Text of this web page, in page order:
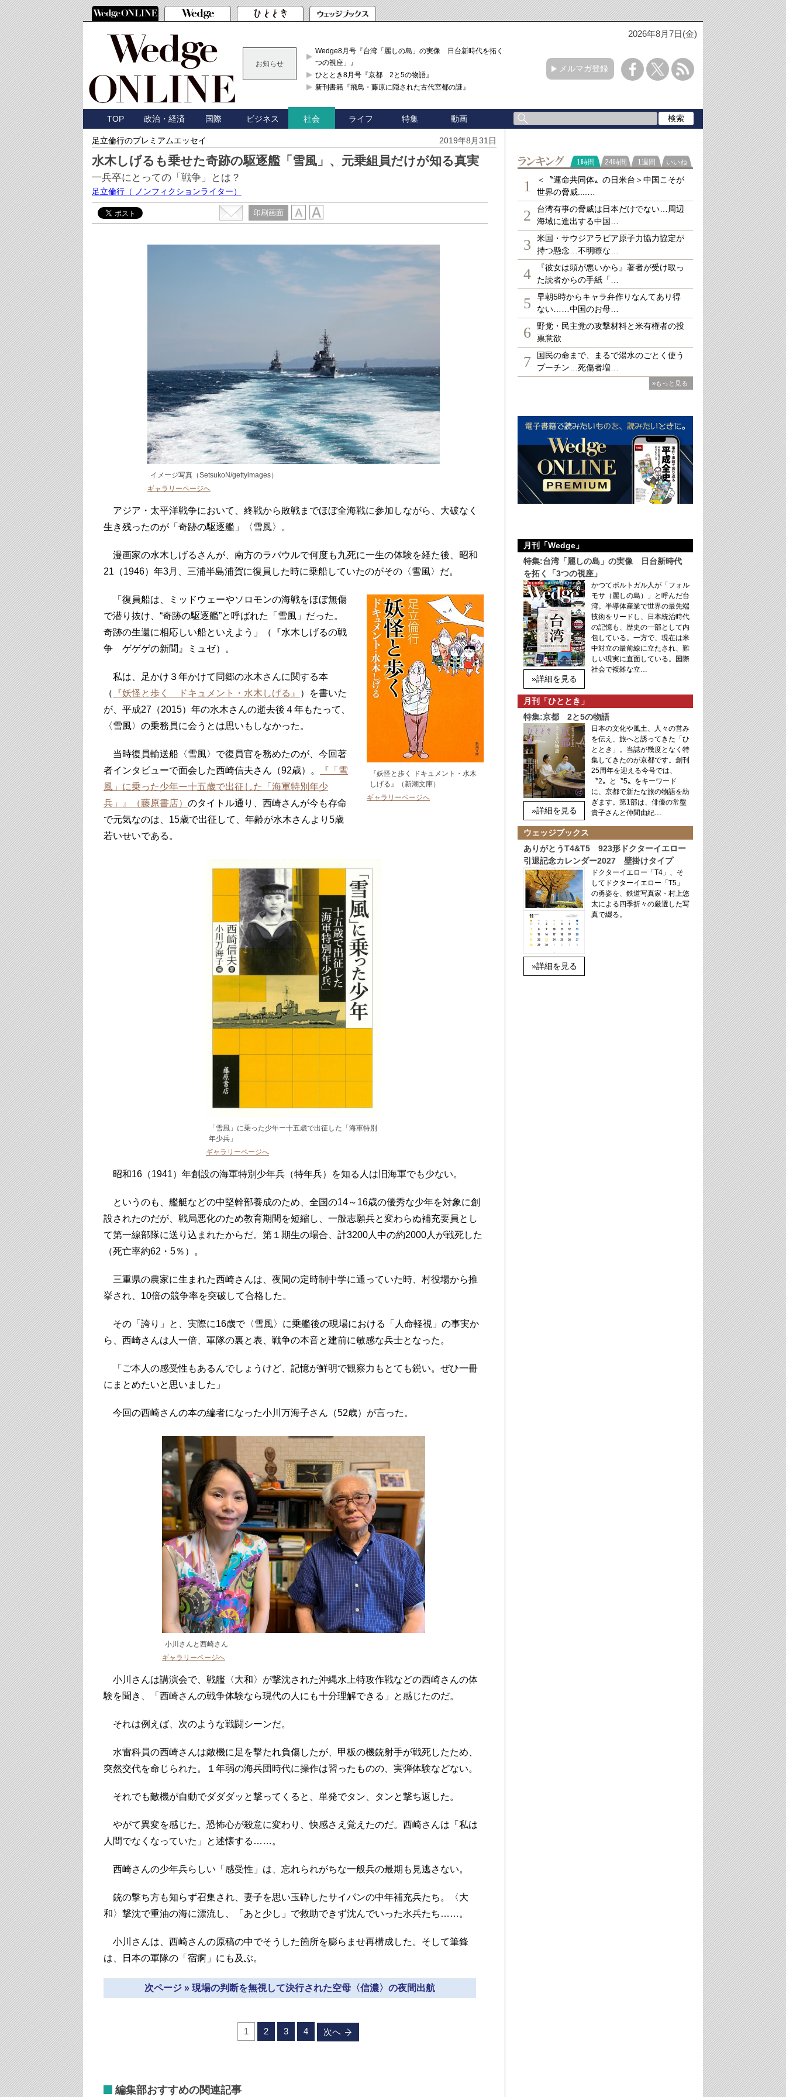
2026年8月7日(金)
お知らせ
Wedge8月号『台湾「麗しの島」の実像 日台新時代を拓く「3
つの視座」』
ひととき8月号『京都 2と5の物語』
新刊書籍『飛鳥・藤原に隠された古代宮都の謎』
メルマガ登録
TOP 政治・経済 国際 ビジネス 社会 ライフ 特集 動画
足立倫行のプレミアムエッセイ 2019年8月31日
水木しげるも乗せた奇跡の駆逐艦「雪風」、元乗組員だけが知る真実
一兵卒にとっての「戦争」とは？
足立倫行 （ ノンフィクションライター）
印刷画面
イメージ写真（SetsukoN/gettyimages）
ギャラリーページへ
アジア・太平洋戦争において、終戦から敗戦までほぼ全海戦に参加しながら、大破なく
生き残ったのが「奇跡の駆逐艦」〈雪風〉。
漫画家の水木しげるさんが、南方のラバウルで何度も九死に一生の体験を経た後、昭和
21（1946）年3月、三浦半島浦賀に復員した時に乗船していたのがその〈雪風〉だ。
『妖怪と歩く ドキュメント・水木
しげる』（新潮文庫）
ギャラリーページへ
「復員船は、ミッドウェーやソロモンの海戦をほぼ無傷
で潜り抜け、“奇跡の駆逐艦”と呼ばれた「雪風」だった。
奇跡の生還に相応しい船といえよう」（『水木しげるの戦
争 ゲゲゲの新聞』ミュゼ）。
私は、足かけ３年かけて同郷の水木さんに関する本
（
『妖怪と歩く ドキュメント・水木しげる』
）を書いた
が、平成27（2015）年の水木さんの逝去後４年もたって、
〈雪風〉の乗務員に会うとは思いもしなかった。
当時復員輸送船〈雪風〉で復員官を務めたのが、今回著
者インタビューで面会した西崎信夫さん（92歳）。
『「雪
風」に乗った少年ー十五歳で出征した「海軍特別年少
兵」』（藤原書店） のタイトル通り、西崎さんが今も存命
で元気なのは、15歳で出征して、年齢が水木さんより5歳
若いせいである。
「雪風」に乗った少年ー十五歳で出征した「海軍特別
年少兵」
ギャラリーページへ
昭和16（1941）年創設の海軍特別少年兵（特年兵）を知る人は旧海軍でも少ない。
というのも、艦艇などの中堅幹部養成のため、全国の14～16歳の優秀な少年を対象に創
設されたのだが、戦局悪化のため教育期間を短縮し、一般志願兵と変わらぬ補充要員とし
て第一線部隊に送り込まれたからだ。第１期生の場合、計3200人中の約2000人が戦死した
（死亡率約62・5％）。
三重県の農家に生まれた西崎さんは、夜間の定時制中学に通っていた時、村役場から推
挙され、10倍の競争率を突破して合格した。
その「誇り」と、実際に16歳で〈雪風〉に乗艦後の現場における「人命軽視」の事実か
ら、西崎さんは人一倍、軍隊の裏と表、戦争の本音と建前に敏感な兵士となった。
「ご本人の感受性もあるんでしょうけど、記憶が鮮明で観察力もとても鋭い。ぜひ一冊
にまとめたいと思いました」
今回の西崎さんの本の編者になった小川万海子さん（52歳）が言った。
小川さんと西崎さん
ギャラリーページへ
小川さんは講演会で、戦艦〈大和〉が撃沈された沖縄水上特攻作戦などの西崎さんの体
験を聞き、「西崎さんの戦争体験なら現代の人にも十分理解できる」と感じたのだ。
それは例えば、次のような戦闘シーンだ。
水雷科員の西崎さんは敵機に足を撃たれ負傷したが、甲板の機銃射手が戦死したため、
突然交代を命じられた。１年弱の海兵団時代に操作は習ったものの、実弾体験などない。
それでも敵機が自動でダダダッと撃ってくると、単発でタン、タンと撃ち返した。
やがて異変を感じた。恐怖心が殺意に変わり、快感さえ覚えたのだ。西崎さんは「私は
人間でなくなっていた」と述懐する……。
西崎さんの少年兵らしい「感受性」は、忘れられがちな一般兵の最期も見逃さない。
銃の撃ち方も知らず召集され、妻子を思い玉砕したサイパンの中年補充兵たち。〈大
和〉撃沈で重油の海に漂流し、「あと少し」で救助できず沈んでいった水兵たち……。
小川さんは、西崎さんの原稿の中でそうした箇所を膨らませ再構成した。そして筆鋒
は、日本の軍隊の「宿痾」にも及ぶ。
次ページ » 現場の判断を無視して決行された空母〈信濃〉の夜間出航
1 2 3 4 次へ
編集部おすすめの関連記事
ランキング
1時間 24時間 1週間 いいね
1
＜〝運命共同体〟の日米台＞中国こそが
世界の脅威....…
2
台湾有事の脅威は日本だけでない…周辺
海域に進出する中国…
3
米国・サウジアラビア原子力協力協定が
持つ懸念…不明瞭な…
4
『彼女は頭が悪いから』著者が受け取っ
た読者からの手紙「…
5
早朝5時からキャラ弁作りなんてあり得
ない……中国のお母…
6
野党・民主党の攻撃材料と米有権者の投
票意欲
7
国民の命まで、まるで湯水のごとく使う
プーチン…死傷者増…
»もっと見る
月刊「Wedge」
特集:台湾「麗しの島」の実像 日台新時代
を拓く「3つの視座」
»詳細を見る
かつてポルトガル人が「フォル
モサ（麗しの島）」と呼んだ台
湾。半導体産業で世界の最先端
技術をリードし、日本統治時代
の記憶も、歴史の一部として内
包している。一方で、現在は米
中対立の最前線に立たされ、難
しい現実に直面している。国際
社会で複雑な立…
月刊「ひととき」
特集:京都 2と5の物語
»詳細を見る
日本の文化や風土、人々の営み
を伝え、旅へと誘ってきた「ひ
ととき」。当誌が幾度となく特
集してきたのが京都です。創刊
25周年を迎える今号では、
〝2〟と〝5〟をキーワード
に、京都で新たな旅の物語を紡
ぎます。第1部は、俳優の常盤
貴子さんと仲間由紀…
ウェッジブックス
ありがとうT4&T5 923形ドクターイエロー
引退記念カレンダー2027 壁掛けタイプ
»詳細を見る
ドクターイエロー「T4」、そ
してドクターイエロー「T5」
の勇姿を、鉄道写真家・村上悠
太による四季折々の厳選した写
真で綴る。